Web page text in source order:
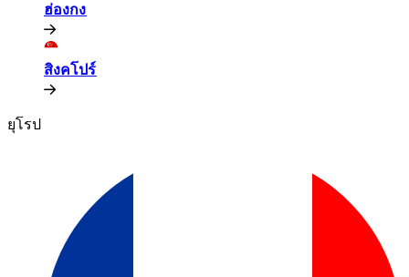
ฮ่องกง​​
สิงคโปร์​​
ยุโรป​​